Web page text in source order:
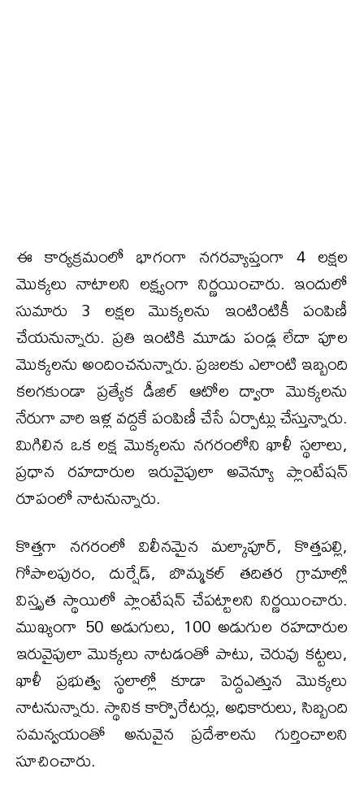
ఈ కార్యక్రమంలో భాగంగా నగరవ్యాప్తంగా 4 లక్షల
మొక్కలు నాటాలని లక్ష్యంగా నిర్ణయించారు. ఇందులో
సుమారు 3 లక్షల మొక్కలను ఇంటింటికీ పంపిణీ
చేయనున్నారు. ప్రతి ఇంటికి మూడు పండ్ల లేదా పూల
మొక్కలను అందించనున్నారు. ప్రజలకు ఎలాంటి ఇబ్బంది
కలగకుండా ప్రత్యేక డీజిల్ ఆటోల ద్వారా మొక్కలను
నేరుగా వారి ఇళ్ల వద్దకే పంపిణీ చేసే ఏర్పాట్లు చేస్తున్నారు.
మిగిలిన ఒక లక్ష మొక్కలను నగరంలోని ఖాళీ స్థలాలు,
ప్రధాన రహదారుల ఇరువైపులా అవెన్యూ ప్లాంటేషన్
రూపంలో నాటనున్నారు.
కొత్తగా నగరంలో విలీనమైన మల్కాపూర్, కొత్తపల్లి,
గోపాలపురం, దుర్షేడ్, బొమ్మకల్ తదితర గ్రామాల్లో
విస్తృత స్థాయిలో ప్లాంటేషన్ చేపట్టాలని నిర్ణయించారు.
ముఖ్యంగా 50 అడుగులు, 100 అడుగుల రహదారుల
ఇరువైపులా మొక్కలు నాటడంతో పాటు, చెరువు కట్టలు,
ఖాళీ ప్రభుత్వ స్థలాల్లో కూడా పెద్దఎత్తున మొక్కలు
నాటనున్నారు. స్థానిక కార్పొరేటర్లు, అధికారులు, సిబ్బంది
సమన్వయంతో అనువైన ప్రదేశాలను గుర్తించాలని
సూచించారు.